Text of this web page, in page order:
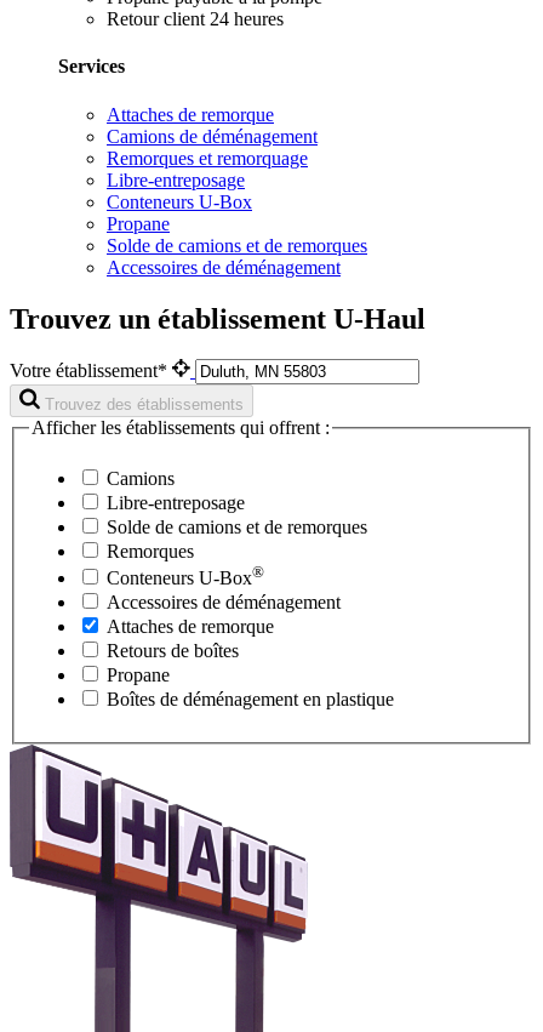
Retour client 24 heures
Services
Attaches de remorque
Camions de déménagement
Remorques et remorquage
Libre-entreposage
Conteneurs U-Box
Propane
Solde de camions et de remorques
Accessoires de déménagement
Trouvez un établissement U-Haul
Votre établissement*
Trouvez des établissements
Afficher les établissements qui offrent :
Camions
Libre-entreposage
Solde de camions et de remorques
Remorques
Conteneurs U-Box®
Accessoires de déménagement
Attaches de remorque
Retours de boîtes
Propane
Boîtes de déménagement en plastique